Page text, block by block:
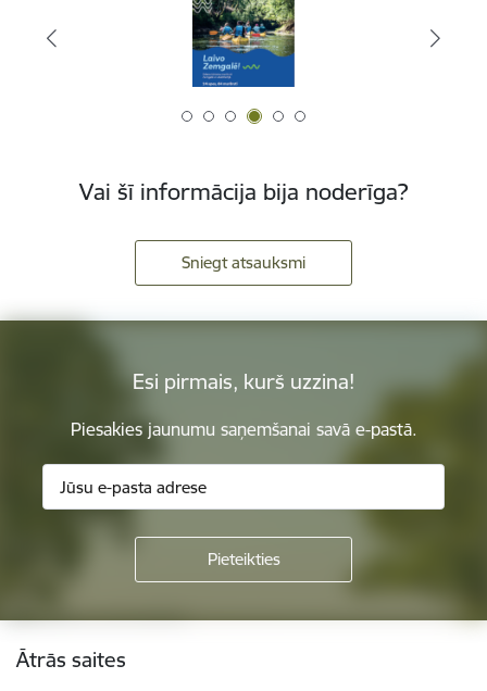
Vai šī informācija bija noderīga?
Sniegt atsauksmi
Esi pirmais, kurš uzzina!
Piesakies jaunumu saņemšanai savā e-pastā.
Kājene
Ātrās saites